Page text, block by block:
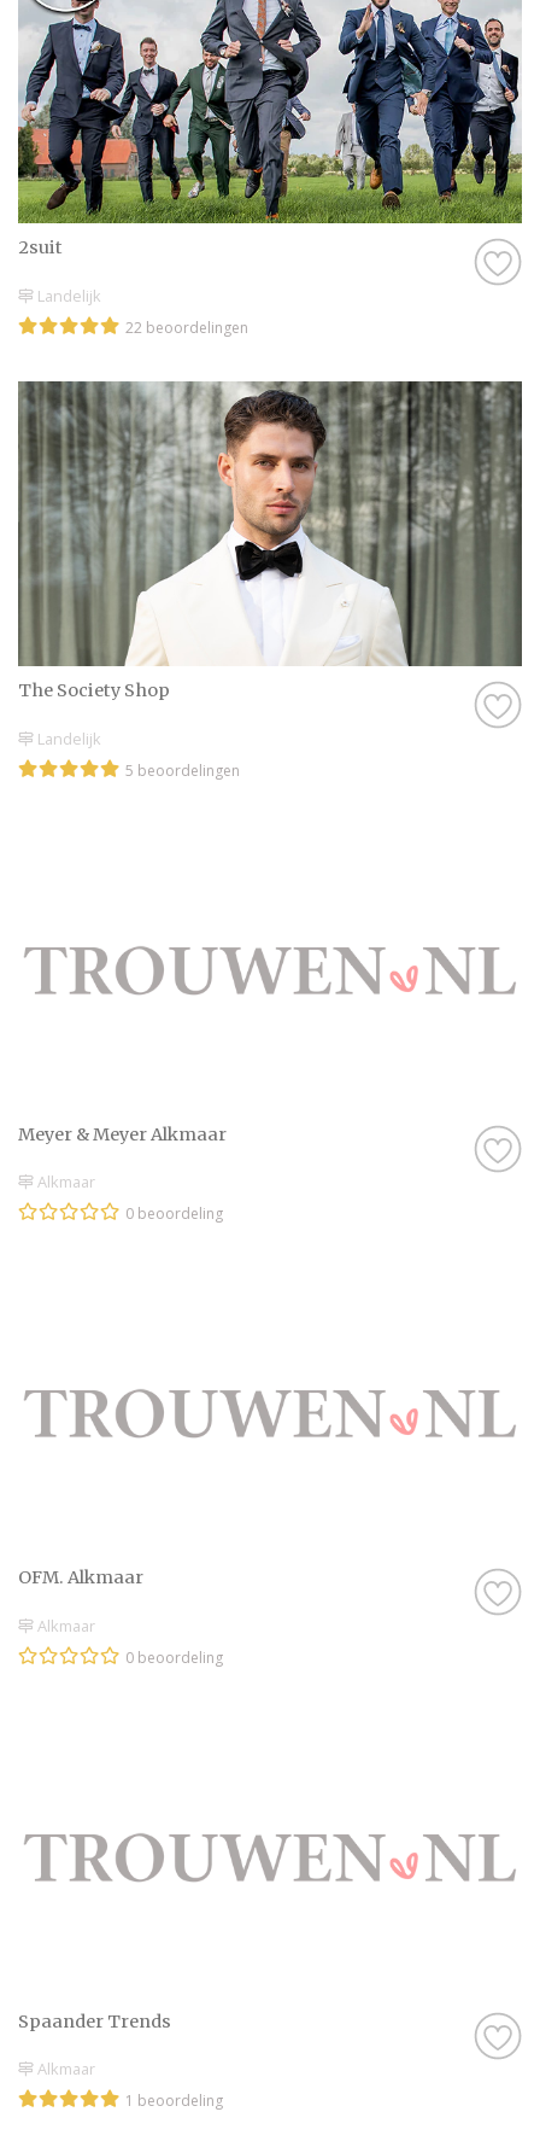
2suit
Landelijk
22 beoordelingen
The Society Shop
Landelijk
5 beoordelingen
Meyer & Meyer Alkmaar
Alkmaar
0 beoordeling
OFM. Alkmaar
Alkmaar
0 beoordeling
Spaander Trends
Alkmaar
1 beoordeling